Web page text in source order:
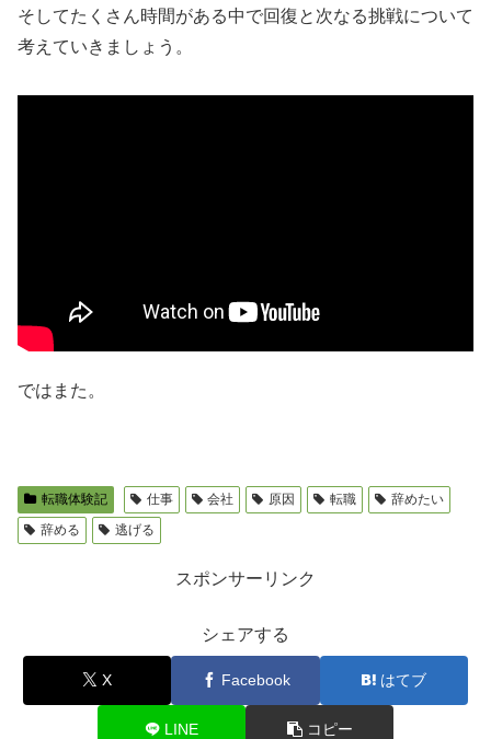
そしてたくさん時間がある中で回復と次なる挑戦について
考えていきましょう。
ではまた。
転職体験記 仕事 会社 原因 転職
辞めたい
辞める
逃げる
スポンサーリンク
シェアする
X Facebook はてブ
LINE コピー